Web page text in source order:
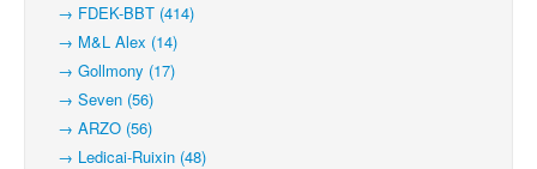
→ FDEK-BBT (414)
→ M&L Alex (14)
→ Gollmony (17)
→ Seven (56)
→ ARZO (56)
→ Ledicai-Ruixin (48)